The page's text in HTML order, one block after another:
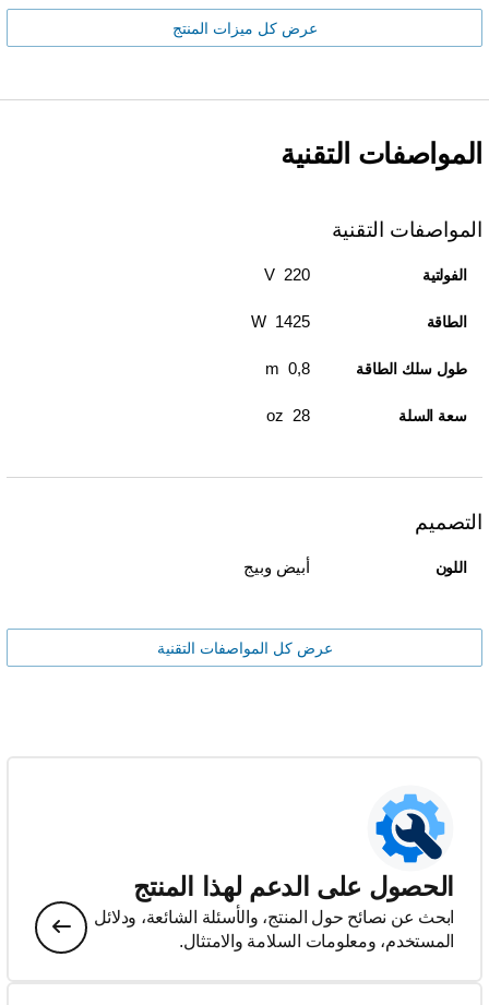
عرض كل ميزات المنتج
المواصفات التقنية
المواصفات التقنية
الفولتية 220 V
الطاقة 1425 W
طول سلك الطاقة 0,8 m
سعة السلة 28 oz
التصميم
اللون أبيض وبيج
عرض كل المواصفات التقنية
الحصول على الدعم لهذا المنتج
ابحث عن نصائح حول المنتج، والأسئلة الشائعة، ودلائل
المستخدم، ومعلومات السلامة والامتثال.